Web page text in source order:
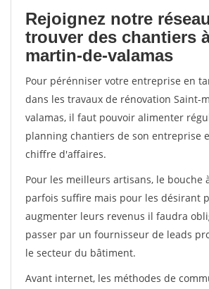
Rejoignez notre
trouver des chantiers
martin-de-valamas
Pour pérénniser votre entreprise en
dans les travaux de rénovation Saint-
valamas, il faut pouvoir alimenter
planning chantiers de son entreprise
chiffre d'affaires.
Pour les meilleurs artisans, le bouche
parfois suffire mais pour les désirant
augmenter leurs revenus il faudra
passer par un fournisseur de leads
le secteur du bâtiment.
Avant internet, les méthodes de